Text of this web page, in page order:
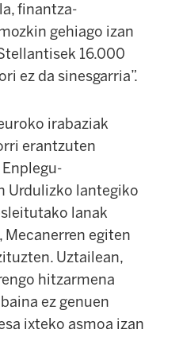
finantza-
gehiago izan
16.000
ez da sinesgarria”.
irabaziak
erantzuten
Urdulizko lantegiko
lanak
Mecanerren egiten
Uztailean,
hitzarmena
ez genuen
ixteko asmoa izan